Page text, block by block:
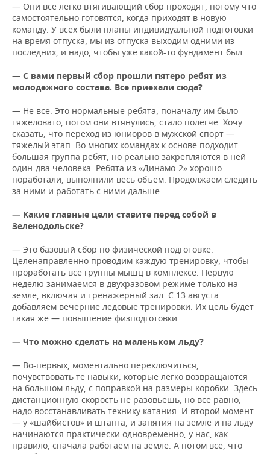
— Они все легко втягивающий сбор проходят, потому что
самостоятельно готовятся, когда приходят в новую
команду. У всех были планы индивидуальной подготовки
на время отпуска, мы из отпуска выходим одними из
последних, и надо, чтобы уже какой-то фундамент был.
— С вами первый сбор прошли пятеро ребят из
молодежного состава. Все приехали сюда?
— Не все. Это нормальные ребята, поначалу им было
тяжеловато, потом они втянулись, стало полегче. Хочу
сказать, что переход из юниоров в мужской спорт —
тяжелый этап. Во многих командах к основе подходит
большая группа ребят, но реально закрепляются в ней
один-два человека. Ребята из «Динамо-2» хорошо
поработали, выполнили весь объем. Продолжаем следить
за ними и работать с ними дальше.
— Какие главные цели ставите перед собой в
Зеленодольске?
— Это базовый сбор по физической подготовке.
Целенаправленно проводим каждую тренировку, чтобы
проработать все группы мышц в комплексе. Первую
неделю занимаемся в двухразовом режиме только на
земле, включая и тренажерный зал. С 13 августа
добавляем вечерние ледовые тренировки. Их цель будет
такая же — повышение физподготовки.
— Что можно сделать на маленьком льду?
— Во-первых, моментально переключиться,
почувствовать те навыки, которые легко возвращаются
на большом льду, с поправкой на размеры коробки. Здесь
дистанционную скорость не разовьешь, но все равно,
надо восстанавливать технику катания. И второй момент
— у «шайбистов» и штанга, и занятия на земле и на льду
начинаются практически одновременно, у нас, как
правило, сначала работаем на земле. А потом все, что